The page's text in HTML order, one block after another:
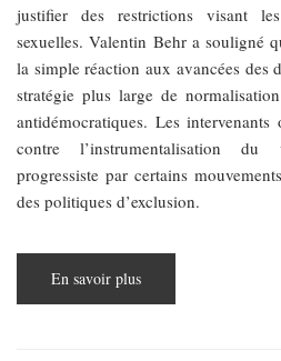
justifier des restrictions visant
sexuelles. Valentin Behr a souligné
la simple réaction aux avancées des
stratégie plus large de
antidémocratiques. Les
contre l’instrumentalisation du
progressiste par certains
des politiques d’exclusion.
En savoir plus
anti-